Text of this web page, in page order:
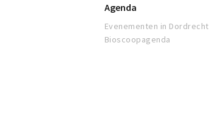
Agenda
Evenementen in Dordrecht
Bioscoopagenda